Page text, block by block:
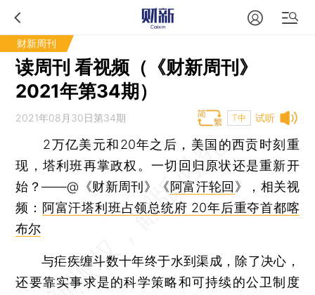
财新周刊
读周刊 看视频（《财新周刊》
2021年第34期）
试听
2021年08月30日第34期 T中
2万亿美元和20年之后，美国的西贡时刻重
现，塔利班再掌政权。一切回归原状还是重新开
始？——@《财新周刊》《阿富汗轮回 》，相关视
频： 阿富汗塔利班占领总统府 20年后重夺首都喀
布尔
与疟疾缠斗数十年终于水到渠成，除了决心，
还要靠实事求是的科学策略和可持续的公卫制度